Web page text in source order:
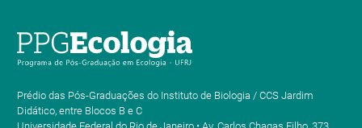
Prédio das Pós-Graduações do Instituto de Biologia / CCS Jardim
Didático, entre Blocos B e C